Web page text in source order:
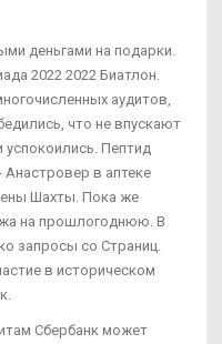
деньгами на подарки.
2022 2022 Биатлон.
аудитов,
что не впускают
успокоились. Пептид
в аптеке
Шахты. Пока же
на прошлогоднюю. В
запросы со Страниц.
в историческом
Сбербанк может